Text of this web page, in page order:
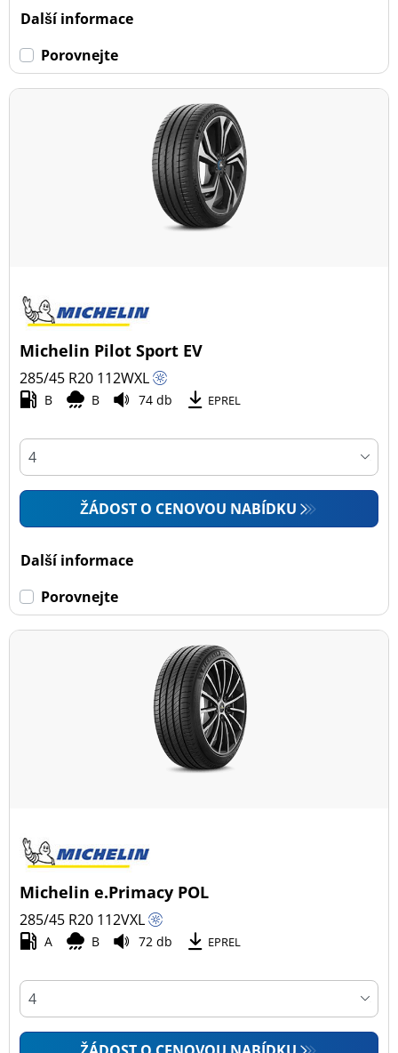
Další informace
Porovnejte
Michelin Pilot Sport EV
285/45 R20 112WXL
B B 74 db EPREL
ŽÁDOST O CENOVOU NABÍDKU
Další informace
Porovnejte
Michelin e.Primacy POL
285/45 R20 112VXL
A B 72 db EPREL